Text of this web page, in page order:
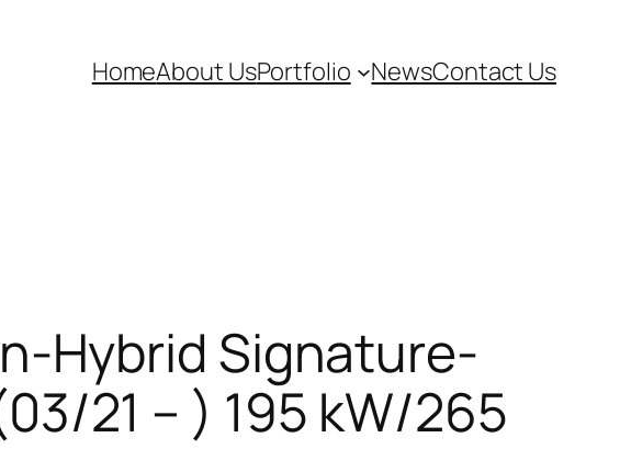
HomeAbout UsPortfolio NewsContact Us
Hybrid Signature-
21 – ) 195 kW/265